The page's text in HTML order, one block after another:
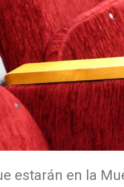
estarán en la